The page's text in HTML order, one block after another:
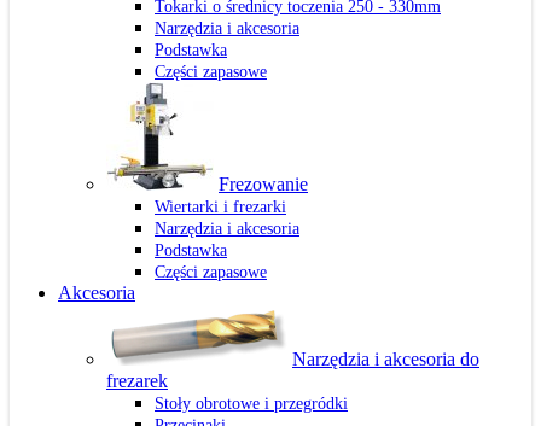
Tokarki o średnicy toczenia 250 - 330mm
Narzędzia i akcesoria
Podstawka
Części zapasowe
Frezowanie
Wiertarki i frezarki
Narzędzia i akcesoria
Podstawka
Części zapasowe
Akcesoria
Narzędzia i akcesoria do
frezarek
Stoły obrotowe i przegródki